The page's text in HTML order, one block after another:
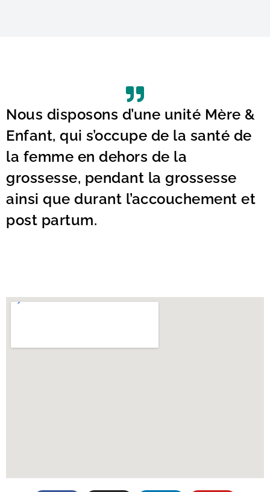
Nous disposons d’une unité Mère &
Enfant, qui s’occupe de la santé de
la femme en dehors de la
grossesse, pendant la grossesse
ainsi que durant l’accouchement et
post partum.